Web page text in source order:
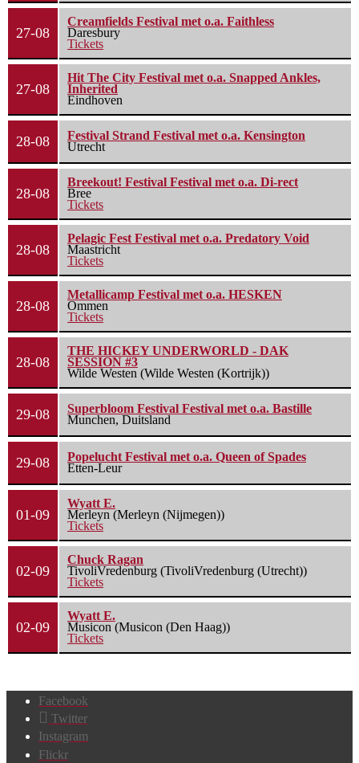
27-08
Creamfields Festival met o.a. Faithless
Daresbury
Tickets
27-08
Hit The City Festival met o.a. Snapped Ankles,
Inherited
Eindhoven
28-08
Festival Strand Festival met o.a. Kensington
Utrecht
28-08
Breekout! Festival Festival met o.a. Di-rect
Bree
Tickets
28-08
Pelagic Fest Festival met o.a. Predatory Void
Maastricht
Tickets
28-08
Metallicamp Festival met o.a. HESKEN
Ommen
Tickets
28-08
THE HICKEY UNDERWORLD - DAK
SESSION #3
Wilde Westen (Wilde Westen (Kortrijk))
29-08
Superbloom Festival Festival met o.a. Bastille
Munchen, Duitsland
29-08
Popelucht Festival met o.a. Queen of Spades
Etten-Leur
01-09
Wyatt E.
Merleyn (Merleyn (Nijmegen))
Tickets
02-09
Chuck Ragan
TivoliVredenburg (TivoliVredenburg (Utrecht))
Tickets
02-09
Wyatt E.
Musicon (Musicon (Den Haag))
Tickets
Facebook
Twitter
Instagram
Flickr